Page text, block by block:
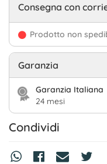
Consegna con
Prodotto non
Garanzia
Garanzia Italiana
24 mesi
Condividi